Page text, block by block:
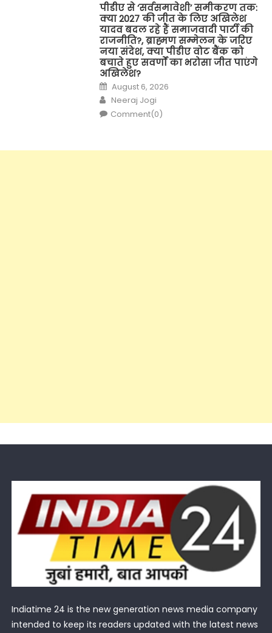
पीडीए से ‘सर्वसमावेशी’ समीकरण तक:
क्या 2027 की जीत के लिए अखिलेश
यादव बदल रहे हैं समाजवादी पार्टी की
राजनीति?, ब्राह्मण सम्मेलन के जरिए
नया संदेश, क्या पीडीए वोट बैंक को
बचाते हुए सवर्णों का भरोसा जीत पाएंगे
अखिलेश?
Posted
on
August 6, 2026
Author
Neeraj Jogi
Comment(0)
Indiatime 24 is the new generation news media company
intended to keep its readers updated with the latest news